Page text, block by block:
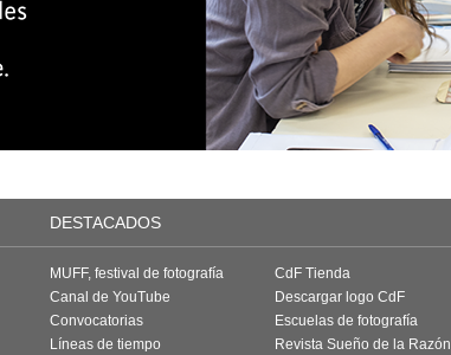
DESTACADOS
MUFF, festival de fotografía
Canal de YouTube
Convocatorias
Líneas de tiempo
CdF Tienda
Descargar logo CdF
Escuelas de fotografía
Revista Sueño de la Razón